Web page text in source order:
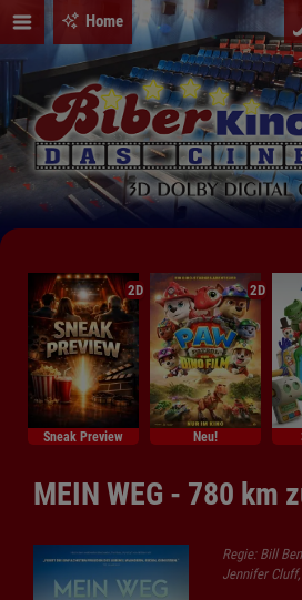
Home
2D
Sneak Preview
2D
Neu!
MEIN WEG - 780 km
Regie: Bill
Jennifer